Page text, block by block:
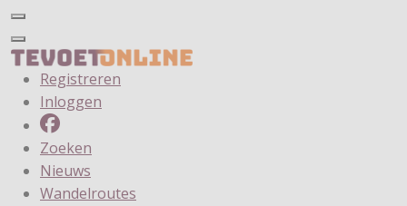
Registreren
Inloggen
Zoeken
Nieuws
Wandelroutes